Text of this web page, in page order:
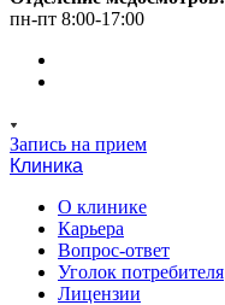
пн-пт 8:00-17:00
Запись на прием
Клиника
О клинике
Карьера
Вопрос-ответ
Уголок потребителя
Лицензии